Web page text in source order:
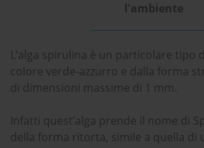
l'ambiente
L’alga spirulina è un particolare tipo
colore verde-azzurro e dalla forma
di dimensioni massime di 1 mm.
Infatti quest’alga prende il nome di
della forma ritorta, simile a quella di